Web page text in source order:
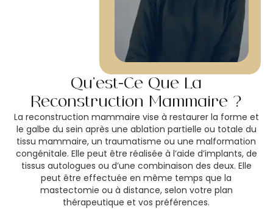
Qu’est-Ce Que La
Reconstruction Mammaire ?
La reconstruction mammaire vise à restaurer la forme et
le galbe du sein après une ablation partielle ou totale du
tissu mammaire, un traumatisme ou une malformation
congénitale. Elle peut être réalisée à l’aide d’implants, de
tissus autologues ou d’une combinaison des deux. Elle
peut être effectuée en même temps que la
mastectomie ou à distance, selon votre plan
thérapeutique et vos préférences.